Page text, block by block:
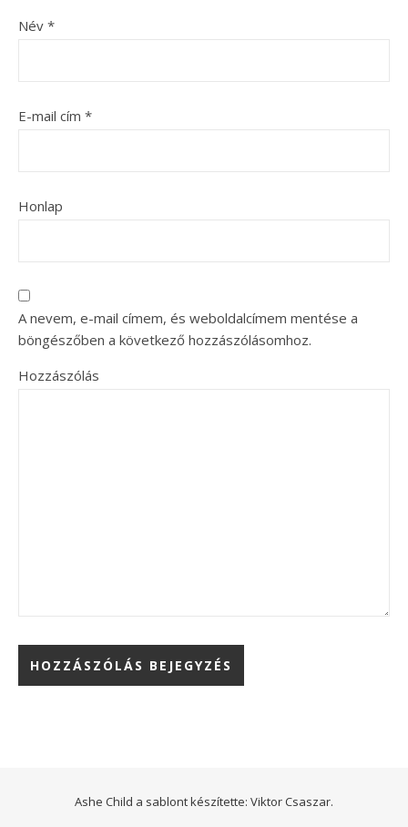
Név *
E-mail cím *
Honlap
A nevem, e-mail címem, és weboldalcímem mentése a
böngészőben a következő hozzászólásomhoz.
Hozzászólás
Ashe Child a sablont készítette: Viktor Csaszar.